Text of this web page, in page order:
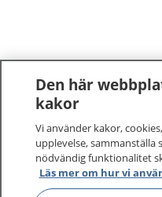
Den här
kakor
Vi använder kakor,
upplevelse, sammanställa
nödvändig funktionalitet
Läs mer om hur vi